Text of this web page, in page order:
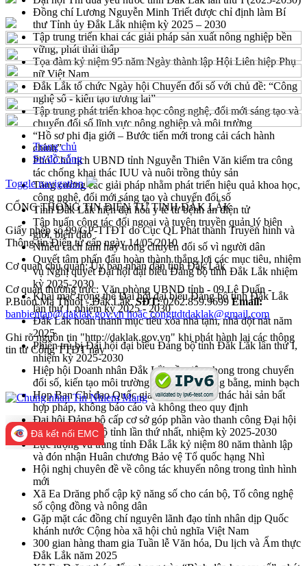
Đồng chí Lương Nguyễn Minh Triết được chỉ định làm Bí
thư Tỉnh ủy Đắk Lắk nhiệm kỳ 2025 – 2030
Tập trung triển khai các giải pháp sản xuất nông nghiệp bền
vững, phát thải thấp
Tọa đàm kỷ niệm 95 năm Ngày thành lập Hội Liên hiệp Phụ
nữ Việt Nam
Đắk Lắk tổ chức Ngày hội Chuyển đổi số với chủ đề: “Công
nghệ số - kiến tạo tương lai”
Tập trung phát triển khoa học công nghệ, đổi mới sáng tạo và
chuyển đổi số lĩnh vực nông nghiệp và môi trường
“Hồ sơ phi địa giới – Bước tiến mới trong cải cách hành
chính”
Phó Chủ tịch UBND tỉnh Nguyễn Thiên Văn kiểm tra công
tác chống khai thác IUU và nuôi trồng thủy sản
Tăng cường các giải pháp nhằm phát triển hiệu quả khoa học,
công nghệ, đổi mới sáng tạo và chuyển đổi số
Tỉnh Đắk Lắk hiện đại hóa y tế từ bệnh án điện tử
Tập huấn công tác đối ngoại và tuyên truyền quản lý biên
giới, biển đảo
Nhiều cách làm hay trong chuyển đổi số vì người dân
Quyết tâm phấn đấu hoàn thành thắng lợi các mục tiêu, nhiệm
vụ Nghị quyết Đại hội đại biểu Đảng bộ tỉnh Đắk Lắk nhiệm
kỳ 2025-2030
Khai mạc trọng thể Đại hội đại biểu Đảng bộ tỉnh Đắk Lắk
lần thứ I, nhiệm kỳ 2025 - 2030
Đắk Lắk hoàn thành mục tiêu xóa nhà tạm, nhà dột nát năm
2025
Phiên trù bị Đại hội đại biểu Đảng bộ tỉnh Đắk Lắk lần thứ I,
nhiệm kỳ 2025-2030
Hiệp hội Doanh nhân Đắk Lắk cần tiên phong trong chuyển
đổi số, kiến tạo môi trường kinh doanh công bằng, minh bạch
Họp Ban Chỉ đạo Quốc gia về chống khai thác hải sản bất
hợp pháp, không báo cáo và không theo quy định
Đại hội Đảng bộ cấp cơ sở góp phần vào thanh công Đại hội
đại biểu Đảng bộ tỉnh lần thứ nhất, nhiệm kỳ 2025-2030
Lực lượng vũ trang tỉnh Đắk Lắk kỷ niệm 80 năm thành lập
và đón nhận Huân chương Bảo vệ Tổ quốc hạng Nhì
Hội nghị chuyên đề về công tác khuyến nông trong tình hình
mới
Xã Ea Drăng phổ cập kỹ năng số cho cán bộ, Tổ công nghệ
số cộng đồng và nông dân
Gặp mặt các đồng chí nguyên lãnh đạo tỉnh nhân dịp Quốc
khánh nước Cộng hòa xã hội chủ nghĩa Việt Nam
300 gian hàng tham gia Tuần lễ Văn hóa, Du lịch và Ẩm thực
Đắk Lắk năm 2025
Trang chủ
Sơ đồ cổng
Toggle navigation
CỔNG THÔNG TIN ĐIỆN TỬ TỈNH ĐẮK LẮK
Giấy phép số 99/GP-TTĐT do Cục QL Phát thanh Truyền hình và
Thông tin Điện tử cấp ngày 14/05/2010
Cơ quan chủ quản: Ủy ban nhân dân tỉnh Đắk Lắk
Cơ quan thường trực: Văn phòng UBND tỉnh - 09 Lê Duẩn -
P.Buôn Ma Thuột - Đắk Lắk.SĐT:0262.859.9699 Email:
banbientap@daklak.gov.vn hoặc congttdtdaklak@gmail.com
Ghi rõ nguồn tin "http://daklak.gov.vn" khi phát hành lại các thông
tin từ Cổng TTĐT này
Đã kết nối EMC